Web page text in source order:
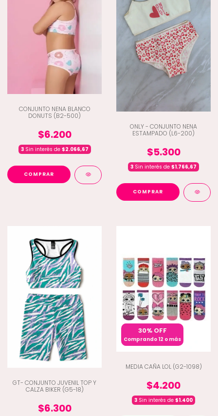
CONJUNTO NENA BLANCO
DONUTS (B2-500)
$6.200
3Sin interés de $2.066,67
COMPRAR
ONLY - CONJUNTO NENA
ESTAMPADO (L6-200)
$5.300
3 Sin interés de $1.766,67
COMPRAR
GT- CONJUNTO JUVENIL TOP Y
CALZA BIKER (G5-18)
$6.300
30% OFF
Comprando 12 o más
MEDIA CAÑA LOL (G2-1098)
$4.200
3 Sin interés de $1.400